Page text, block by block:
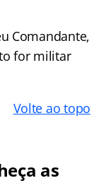
Comandante,
for militar
Volte ao topo
as